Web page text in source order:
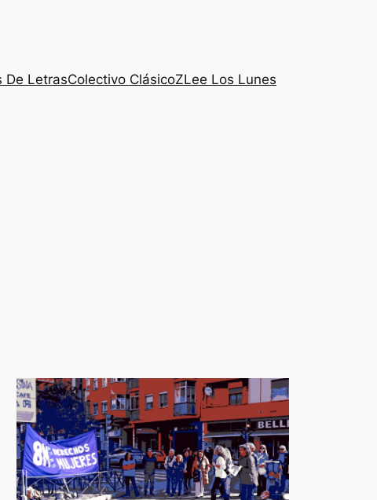
De LetrasColectivo ClásicoZLee Los Lunes